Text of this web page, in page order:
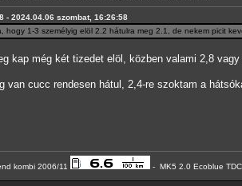
- 2024.04.06 szombat, 16:26:58
hogy 1-3 személyig elöl 2.2 hátulra meg 2.1, de nekem picit
kap még két tizedet elöl, közben valami 2,8 vagy
van cucc rendesen hátul, 2,4-re szoktam a
kombi 2006/11 - MK5 2.0 Ecoblue